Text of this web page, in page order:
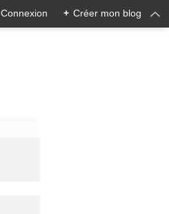
Connexion + Créer mon blog